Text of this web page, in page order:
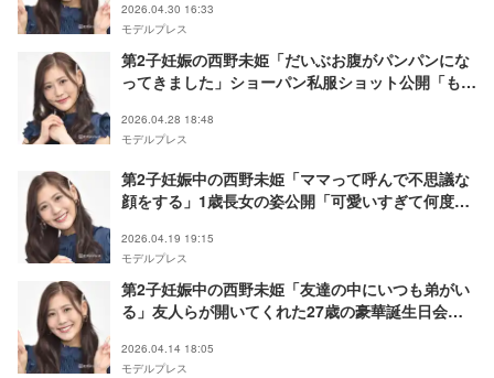
2026.04.30 16:33
モデルプレス
第2子妊娠の西野未姫「だいぶお腹がパンパンにな
ってきました」ショーパン私服ショット公開「もう
反響
2026.04.28 18:48
モデルプレス
第2子妊娠中の西野未姫「ママって呼んで不思議な
顔をする」1歳長女の姿公開「可愛いすぎて何度も
2026.04.19 19:15
モデルプレス
第2子妊娠中の西野未姫「友達の中にいつも弟がい
る」友人らが開いてくれた27歳の豪華誕生日会公
2026.04.14 18:05
モデルプレス